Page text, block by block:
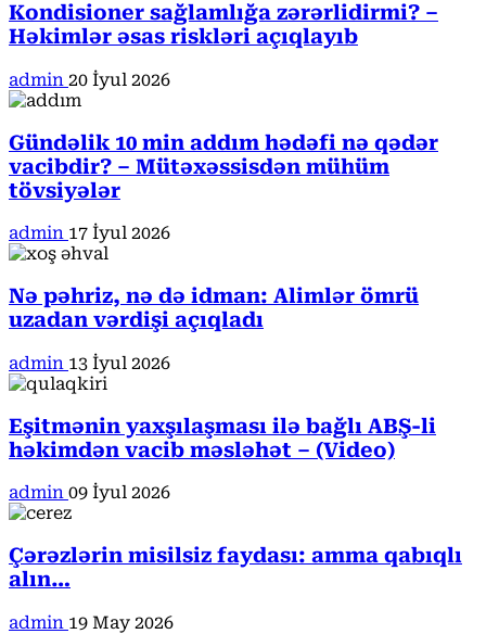
Kondisioner sağlamlığa zərərlidirmi? –
Həkimlər əsas riskləri açıqlayıb
admin 20 İyul 2026
Gündəlik 10 min addım hədəfi nə qədər
vacibdir? – Mütəxəssisdən mühüm
tövsiyələr
admin 17 İyul 2026
Nə pəhriz, nə də idman: Alimlər ömrü
uzadan vərdişi açıqladı
admin 13 İyul 2026
Eşitmənin yaxşılaşması ilə bağlı ABŞ-li
həkimdən vacib məsləhət – (Video)
admin 09 İyul 2026
Çərəzlərin misilsiz faydası: amma qabıqlı
alın…
admin 19 May 2026